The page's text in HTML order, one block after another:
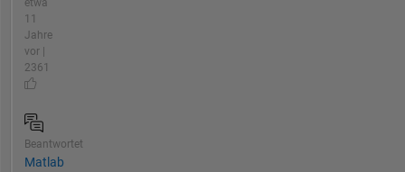
11
Jahre
vor |
2361
Beantwortet
Matlab